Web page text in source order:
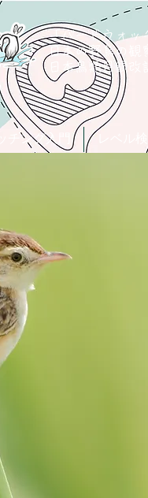
「バードウォッ
日本の野鳥の観
日本鳥類目録
ング入門